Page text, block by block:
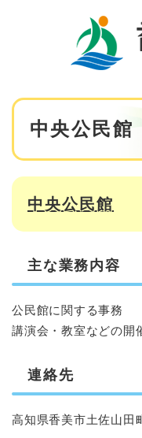
本
中央公民館
中央公民館
主な業務内容
公民館に関する事務
講演会・教室などの開
連絡先
高知県香美市土佐山田